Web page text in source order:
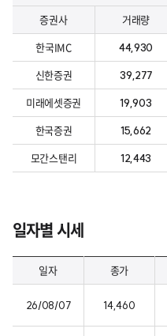
증권사
거래량
한국IMC
44,930
신한증권 39,277
미래에셋증권 19,903
한국증권 15,662
모간스탠리 12,443
일자별 시세
일자 종가
26/08/07 14,460